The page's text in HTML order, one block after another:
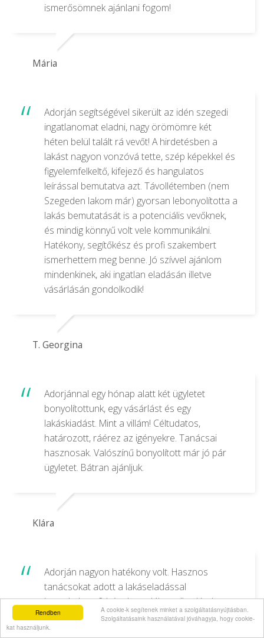
Rendben
A cookie-k segítenek minket a szolgáltatásnyújtásban.
Szolgáltatásaink használatával jóváhagyja, hogy cookie-
kat használjunk.
ismerősömnek ajánlani fogom!
Mária
Adorján segítségével sikerült az idén szegedi
ingatlanomat eladni, nagy örömömre két
héten belül talált rá vevőt! A hirdetésben a
lakást nagyon vonzóvá tette, szép képekkel és
figyelemfelkeltő, kifejező és hangulatos
leírással bemutatva azt. Távollétemben (nem
Szegeden lakom már) gyorsan lebonyolította a
lakás bemutatását is a potenciális vevőknek,
és mindig könnyű volt vele kommunikálni.
Hatékony, segítőkész és profi szakembert
ismerhettem meg benne. Jó szívvel ajánlom
mindenkinek, aki ingatlan eladásán illetve
vásárlásán gondolkodik!
T. Georgina
Adorjánnal egy hónap alatt két ügyletet
bonyolítottunk, egy vásárlást és egy
lakáskiadást. Mint a villám! Céltudatos,
határozott, ráérez az igényekre. Tanácsai
hasznosak. Valószínű bonyolított már jó pár
ügyletet. Bátran ajánljuk.
Klára
Adorján nagyon hatékony volt. Hasznos
tanácsokat adott a lakáseladással
kapcslatban, 2 hét alatt talált vevőt, akivel
szemben teljes mértékben képviselte az
elképzeléseinket. A fotói professzionálisak. A